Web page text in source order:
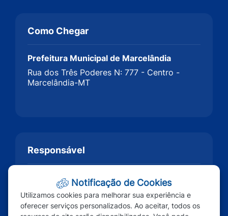
Como Chegar
Prefeitura Municipal de Marcelândia
Rua dos Três Poderes N: 777 - Centro -
Marcelândia-MT
Responsável
Notificação de Cookies
Utilizamos cookies para melhorar sua experiência e
oferecer serviços personalizados. Ao aceitar, todos os